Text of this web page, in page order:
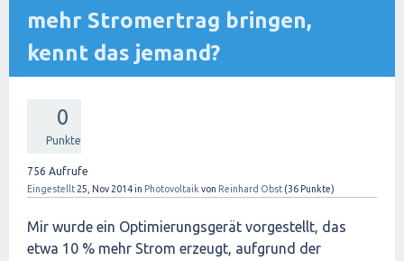
mehr Stromertrag bringen,
kennt das jemand?
0
Punkte
756 Aufrufe
Eingestellt 25, Nov 2014in Photovoltaik von Reinhard Obst (36 Punkte)
Mir wurde ein Optimierungsgerät vorgestellt, das
etwa 10 % mehr Strom erzeugt, aufgrund der